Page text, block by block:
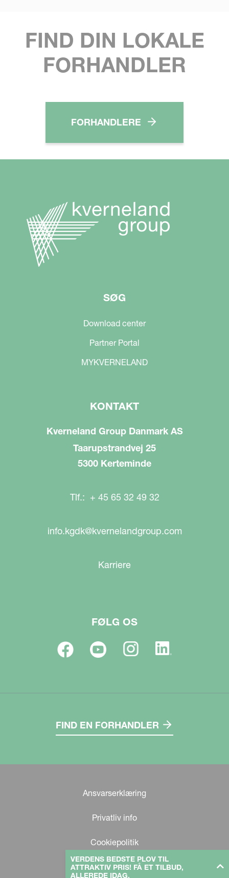
FIND DIN LOKALE
FORHANDLER
FORHANDLERE
VERDENS BEDSTE PLOV TIL
ATTRAKTIV PRIS! FÅ ET TILBUD,
ALLEREDE IDAG.
SØG
Download center
Partner Portal
MYKVERNELAND
KONTAKT
Kverneland Group Danmark AS
Taarupstrandvej 25
5300 Kerteminde
Tlf.: + 45 65 32 49 32
info.kgdk@kvernelandgroup.com
Karriere
FØLG OS
FIND EN FORHANDLER
Ansvarserklæring
Privatliv info
Cookiepolitik